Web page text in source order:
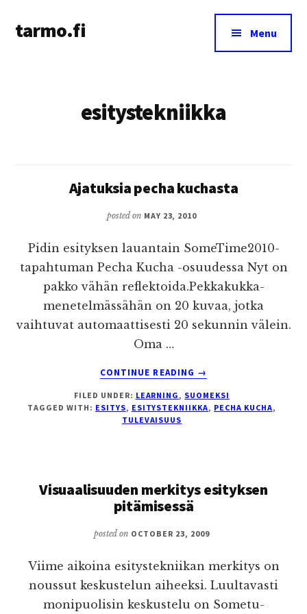
main
menu
tarmo.fi Menu
esitystekniikka
Ajatuksia pecha kuchasta
posted on MAY 23, 2010
Pidin esityksen lauantain SomeTime2010-
tapahtuman Pecha Kucha -osuudessa Nyt on
pakko vähän reflektoida.Pekkakukka-
menetelmässähän on 20 kuvaa, jotka
vaihtuvat automaattisesti 20 sekunnin välein.
Oma …
CONTINUE READING
ABOUT
PECHA
KUCHASTA
→
FILED UNDER: LEARNING , SUOMEKSI
TAGGED WITH: ESITYS, ESITYSTEKNIIKKA, PECHA KUCHA,
TULEVAISUUS
Visuaalisuuden merkitys esityksen
pitämisessä
posted on OCTOBER 23, 2009
Viime aikoina esitystekniikan merkitys on
noussut keskustelun aiheeksi. Luultavasti
monipuolisin keskustelu on Sometu-